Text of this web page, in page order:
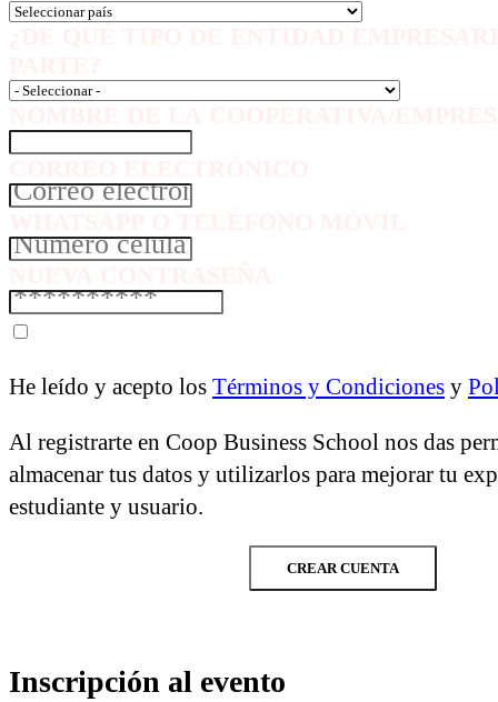
He leído y acepto los Términos y Condiciones y
Al registrarte en Coop Business School nos das
almacenar tus datos y utilizarlos para mejorar tu
estudiante y usuario.
CREAR CUENTA
Inscripción al evento